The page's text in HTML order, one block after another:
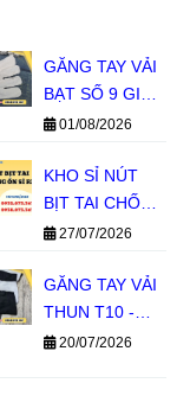
GĂNG TAY VẢI
BẠT SỐ 9 GIÁ
SỈ - HÀNG SẴN
NHANH
01/08/2026
KHO SỈ NÚT
BỊT TAI CHỐNG
ỒN SILICON 1
GIÁ SỈ MIỀN
NAM
27/07/2026
GĂNG TAY VẢI
THUN T10 -
BỀN TAY, GIÁ
20/07/2026